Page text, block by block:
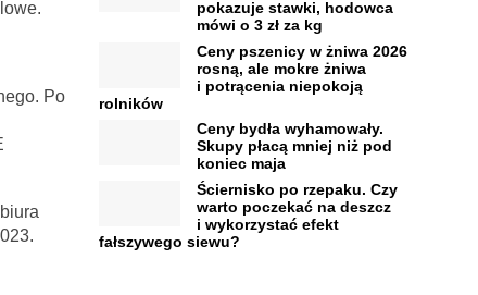
Po
pokazuje stawki, hodowca
mówi o 3 zł za kg
Ceny pszenicy w żniwa 2026
rosną, ale mokre żniwa
i potrącenia niepokoją
rolników
Ceny bydła wyhamowały.
Skupy płacą mniej niż pod
koniec maja
Ściernisko po rzepaku. Czy
warto poczekać na deszcz
i wykorzystać efekt
fałszywego siewu?